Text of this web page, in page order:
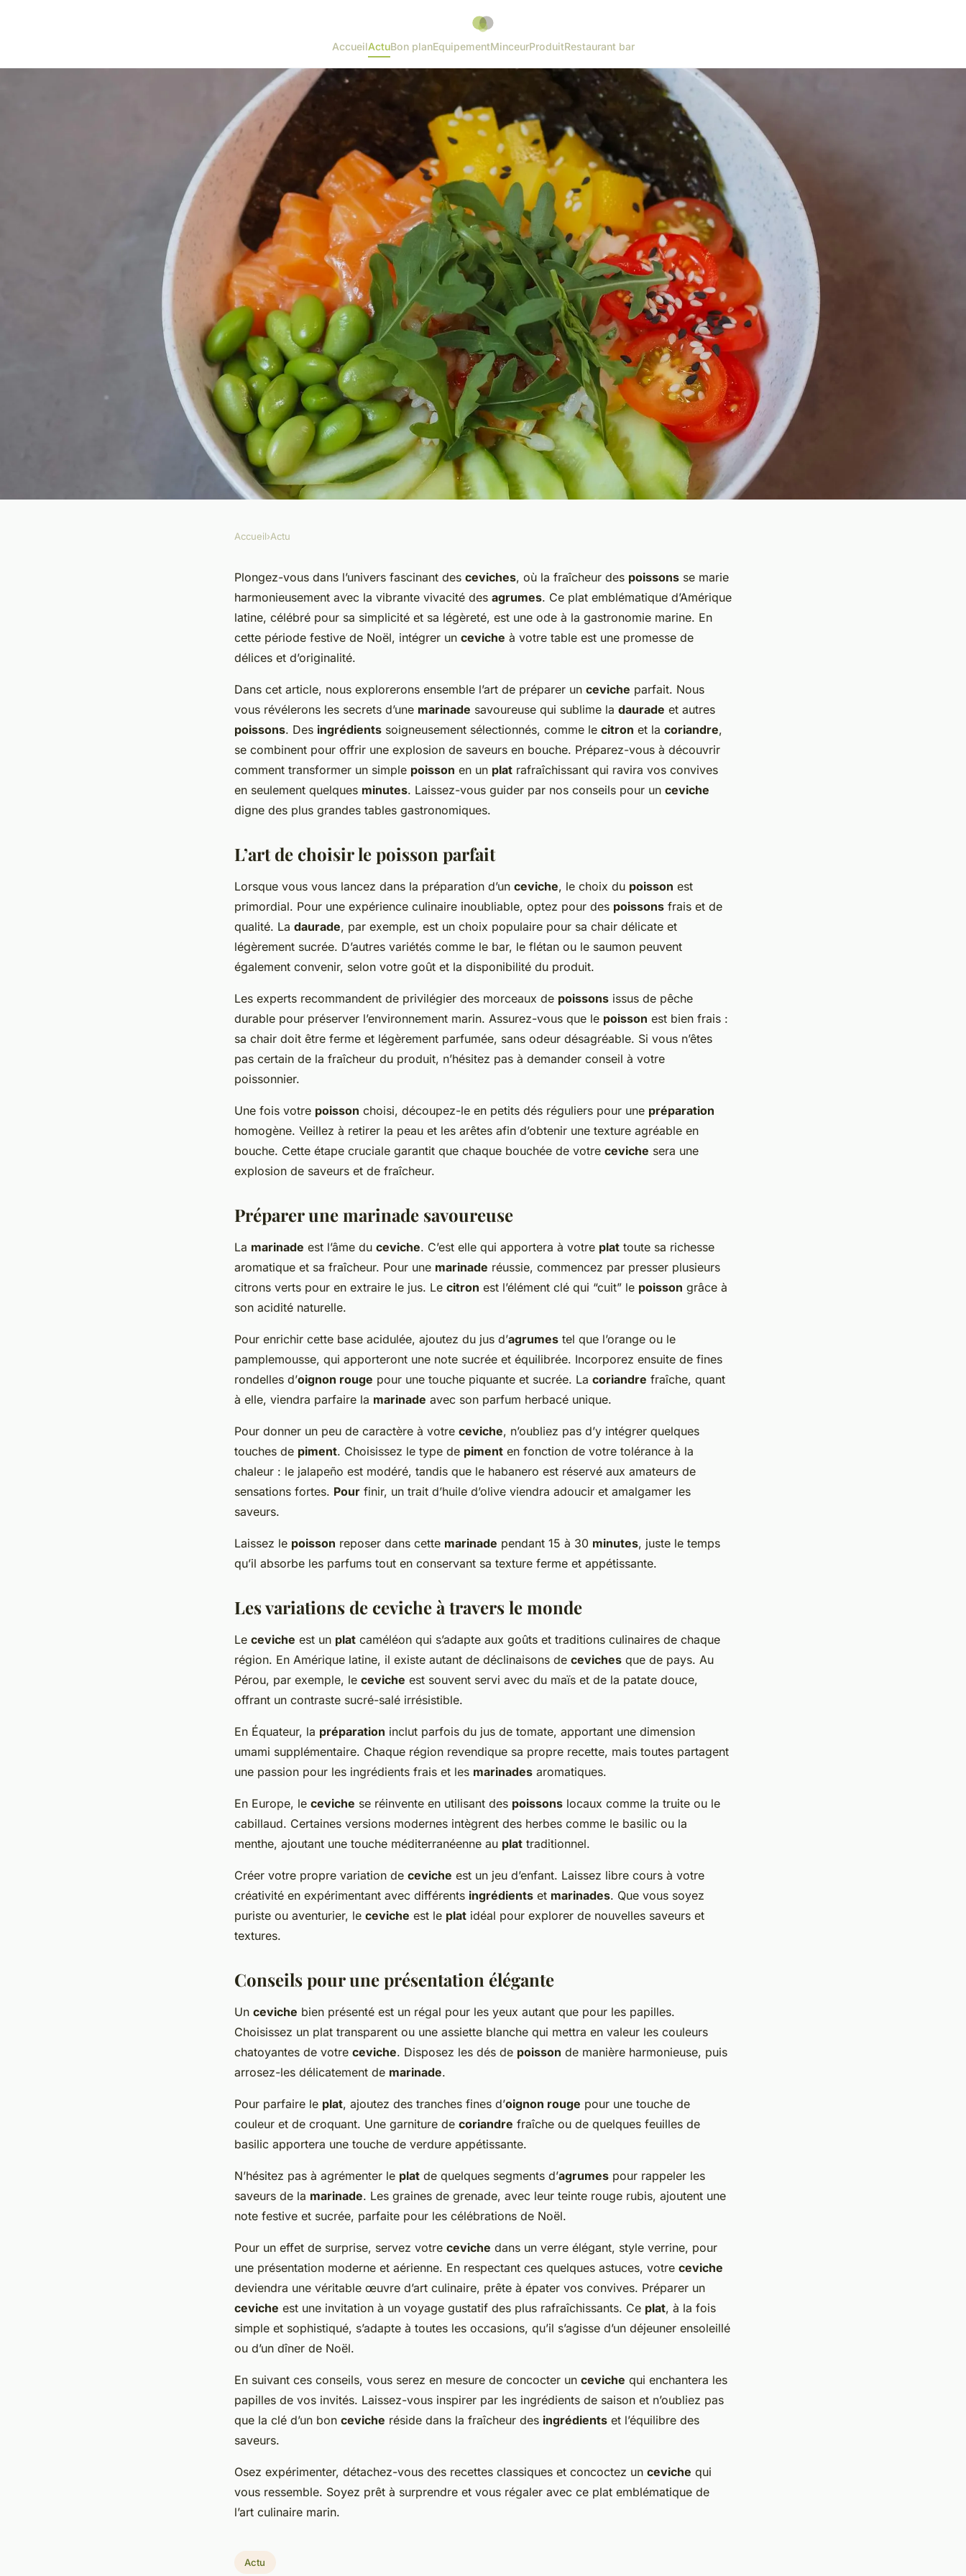
AccueilActuBon planEquipementMinceurProduitRestaurant bar
Comment mariner des poissons pour
en faire des ceviches rafraîchissants ?
5 min de lecture
Accueil›Actu
Plongez-vous dans l’univers fascinant des ceviches, où la fraîcheur des poissons se marie
harmonieusement avec la vibrante vivacité des agrumes. Ce plat emblématique d’Amérique
latine, célébré pour sa simplicité et sa légèreté, est une ode à la gastronomie marine. En
cette période festive de Noël, intégrer un ceviche à votre table est une promesse de
délices et d’originalité.
Dans cet article, nous explorerons ensemble l’art de préparer un ceviche parfait. Nous
vous révélerons les secrets d’une marinade savoureuse qui sublime la daurade et autres
poissons. Des ingrédients soigneusement sélectionnés, comme le citron et la coriandre,
se combinent pour offrir une explosion de saveurs en bouche. Préparez-vous à découvrir
comment transformer un simple poisson en un plat rafraîchissant qui ravira vos convives
en seulement quelques minutes. Laissez-vous guider par nos conseils pour un ceviche
digne des plus grandes tables gastronomiques.
L’art de choisir le poisson parfait
Lorsque vous vous lancez dans la préparation d’un ceviche, le choix du poisson est
primordial. Pour une expérience culinaire inoubliable, optez pour des poissons frais et de
qualité. La daurade, par exemple, est un choix populaire pour sa chair délicate et
légèrement sucrée. D’autres variétés comme le bar, le flétan ou le saumon peuvent
également convenir, selon votre goût et la disponibilité du produit.
Les experts recommandent de privilégier des morceaux de poissons issus de pêche
durable pour préserver l’environnement marin. Assurez-vous que le poisson est bien frais :
sa chair doit être ferme et légèrement parfumée, sans odeur désagréable. Si vous n’êtes
pas certain de la fraîcheur du produit, n’hésitez pas à demander conseil à votre
poissonnier.
Une fois votre poisson choisi, découpez-le en petits dés réguliers pour une préparation
homogène. Veillez à retirer la peau et les arêtes afin d’obtenir une texture agréable en
bouche. Cette étape cruciale garantit que chaque bouchée de votre ceviche sera une
explosion de saveurs et de fraîcheur.
Préparer une marinade savoureuse
La marinade est l’âme du ceviche. C’est elle qui apportera à votre plat toute sa richesse
aromatique et sa fraîcheur. Pour une marinade réussie, commencez par presser plusieurs
citrons verts pour en extraire le jus. Le citron est l’élément clé qui “cuit” le poisson grâce à
son acidité naturelle.
Pour enrichir cette base acidulée, ajoutez du jus d’agrumes tel que l’orange ou le
pamplemousse, qui apporteront une note sucrée et équilibrée. Incorporez ensuite de fines
rondelles d’oignon rouge pour une touche piquante et sucrée. La coriandre fraîche, quant
à elle, viendra parfaire la marinade avec son parfum herbacé unique.
Pour donner un peu de caractère à votre ceviche, n’oubliez pas d’y intégrer quelques
touches de piment. Choisissez le type de piment en fonction de votre tolérance à la
chaleur : le jalapeño est modéré, tandis que le habanero est réservé aux amateurs de
sensations fortes. Pour finir, un trait d’huile d’olive viendra adoucir et amalgamer les
saveurs.
Laissez le poisson reposer dans cette marinade pendant 15 à 30 minutes, juste le temps
qu’il absorbe les parfums tout en conservant sa texture ferme et appétissante.
Les variations de ceviche à travers le monde
Le ceviche est un plat caméléon qui s’adapte aux goûts et traditions culinaires de chaque
région. En Amérique latine, il existe autant de déclinaisons de ceviches que de pays. Au
Pérou, par exemple, le ceviche est souvent servi avec du maïs et de la patate douce,
offrant un contraste sucré-salé irrésistible.
En Équateur, la préparation inclut parfois du jus de tomate, apportant une dimension
umami supplémentaire. Chaque région revendique sa propre recette, mais toutes partagent
une passion pour les ingrédients frais et les marinades aromatiques.
En Europe, le ceviche se réinvente en utilisant des poissons locaux comme la truite ou le
cabillaud. Certaines versions modernes intègrent des herbes comme le basilic ou la
menthe, ajoutant une touche méditerranéenne au plat traditionnel.
Créer votre propre variation de ceviche est un jeu d’enfant. Laissez libre cours à votre
créativité en expérimentant avec différents ingrédients et marinades. Que vous soyez
puriste ou aventurier, le ceviche est le plat idéal pour explorer de nouvelles saveurs et
textures.
Conseils pour une présentation élégante
Un ceviche bien présenté est un régal pour les yeux autant que pour les papilles.
Choisissez un plat transparent ou une assiette blanche qui mettra en valeur les couleurs
chatoyantes de votre ceviche. Disposez les dés de poisson de manière harmonieuse, puis
arrosez-les délicatement de marinade.
Pour parfaire le plat, ajoutez des tranches fines d’oignon rouge pour une touche de
couleur et de croquant. Une garniture de coriandre fraîche ou de quelques feuilles de
basilic apportera une touche de verdure appétissante.
N’hésitez pas à agrémenter le plat de quelques segments d’agrumes pour rappeler les
saveurs de la marinade. Les graines de grenade, avec leur teinte rouge rubis, ajoutent une
note festive et sucrée, parfaite pour les célébrations de Noël.
Pour un effet de surprise, servez votre ceviche dans un verre élégant, style verrine, pour
une présentation moderne et aérienne. En respectant ces quelques astuces, votre ceviche
deviendra une véritable œuvre d’art culinaire, prête à épater vos convives. Préparer un
ceviche est une invitation à un voyage gustatif des plus rafraîchissants. Ce plat, à la fois
simple et sophistiqué, s’adapte à toutes les occasions, qu’il s’agisse d’un déjeuner ensoleillé
ou d’un dîner de Noël.
En suivant ces conseils, vous serez en mesure de concocter un ceviche qui enchantera les
papilles de vos invités. Laissez-vous inspirer par les ingrédients de saison et n’oubliez pas
que la clé d’un bon ceviche réside dans la fraîcheur des ingrédients et l’équilibre des
saveurs.
Osez expérimenter, détachez-vous des recettes classiques et concoctez un ceviche qui
vous ressemble. Soyez prêt à surprendre et vous régaler avec ce plat emblématique de
l’art culinaire marin.
Actu